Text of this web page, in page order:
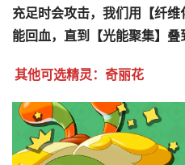
充足时会攻击，我们用【纤
能回血，直到【光能聚集】叠
其他可选精灵：奇丽花